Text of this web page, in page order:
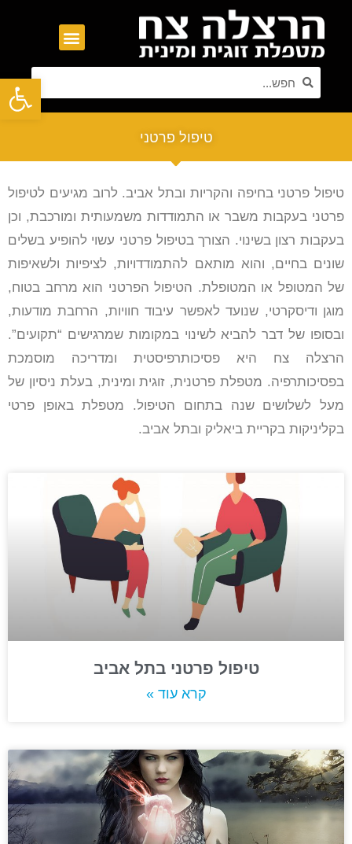
פתח סרגל נגישות
טיפול פרטני
טיפול פרטני בחיפה והקריות ובתל אביב. לרוב מגיעים לטיפול
פרטני בעקבות משבר או התמודדות משמעותית ומורכבת, וכן
בעקבות רצון בשינוי. הצורך בטיפול פרטני עשוי להופיע בשלים
שונים בחיים, והוא מותאם להתמודדויות, לציפיות ולשאיפות
של המטופל או המטופלת. הטיפול הפרטני הוא מרחב בטוח,
מוגן ודיסקרטי, שנועד לאפשר עיבוד חוויות, הרחבת מודעות,
ובסופו של דבר להביא לשינוי במקומות שמרגישים “תקועים”.
הרצלה צח היא פסיכותרפיסטית ומדריכה מוסמכת
בפסיכותרפיה. מטפלת פרטנית, זוגית ומינית, בעלת ניסיון של
מעל לשלושים שנה בתחום הטיפול. מטפלת באופן פרטי
בקליניקות בקריית ביאליק ובתל אביב.
טיפול פרטני בתל אביב
קרא עוד »